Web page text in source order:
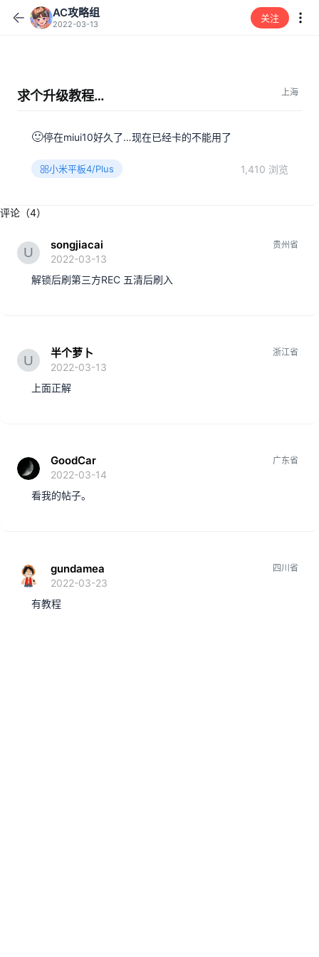
AC攻略组
2022-03-13
关注
求个升级教程… 上海
🙂停在miui10好久了…现在已经卡的不能用了
小米平板4/Plus 1,410 浏览
评论（4）
songjiacai
2022-03-13
贵州省
解锁后刷第三方REC 五清后刷入
半个萝卜
2022-03-13
浙江省
上面正解
GoodCar
2022-03-14
广东省
看我的帖子。
gundamea
2022-03-23
四川省
有教程